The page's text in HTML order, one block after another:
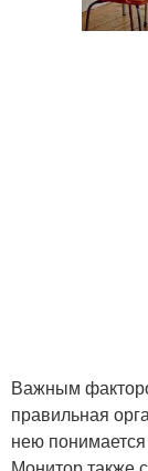
Важным
правильная
нею